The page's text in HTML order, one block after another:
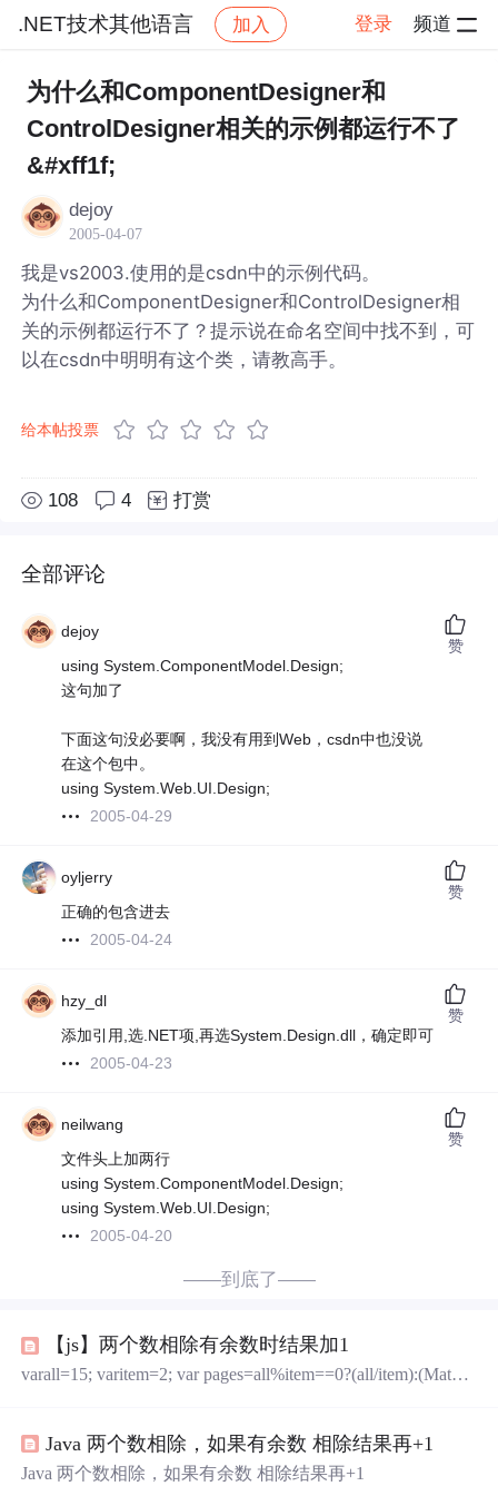
.NET技术其他语言 加入 登录 频道
社区 .NET技术其他语言 帖子详情
为什么和ComponentDesigner和
ControlDesigner相关的示例都运行不了
&#xff1f;
dejoy
2005-04-07
我是vs2003.使用的是csdn中的示例代码。
为什么和ComponentDesigner和ControlDesigner相
关的示例都运行不了？提示说在命名空间中找不到，可
以在csdn中明明有这个类，请教高手。
给本帖投票
108 4 打赏
全部评论
dejoy
using System.ComponentModel.Design;
这句加了
下面这句没必要啊，我没有用到Web，csdn中也没说
在这个包中。
using System.Web.UI.Design;
2005-04-29
赞
oyljerry
正确的包含进去
2005-04-24
赞
hzy_dl
添加引用,选.NET项,再选System.Design.dll，确定即可
2005-04-23
赞
neilwang
文件头上加两行
using System.ComponentModel.Design;
using System.Web.UI.Design;
2005-04-20
赞
——到底了——
【js】两个数相除有余数时结果加1
varall=15; varitem=2; var pages=all%item==0?(all/item):(Math.fl
Java 两个数相除，如果有余数 相除结果再+1
Java 两个数相除，如果有余数 相除结果再+1